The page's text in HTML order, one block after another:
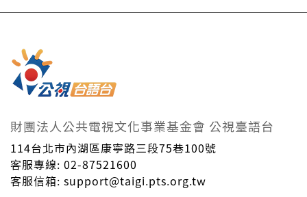
財團法人公共電視文化事業基金會 公視臺語台
114台北市內湖區康寧路三段75巷100號
客服專線: 02-87521600
客服信箱: support@taigi.pts.org.tw